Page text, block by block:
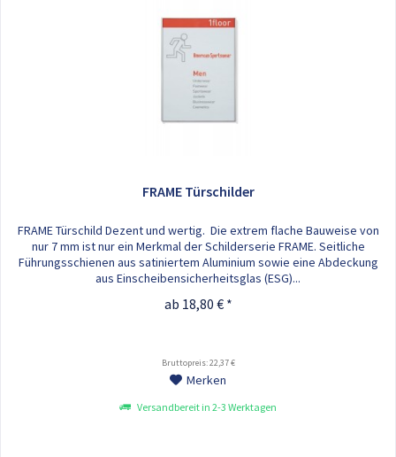
FRAME Türschilder
FRAME Türschild Dezent und wertig. Die extrem flache Bauweise von
nur 7 mm ist nur ein Merkmal der Schilderserie FRAME. Seitliche
Führungsschienen aus satiniertem Aluminium sowie eine Abdeckung
aus Einscheibensicherheitsglas (ESG)...
ab 18,80 € *
Bruttopreis: 22,37 €
Merken
Versandbereit in 2-3 Werktagen